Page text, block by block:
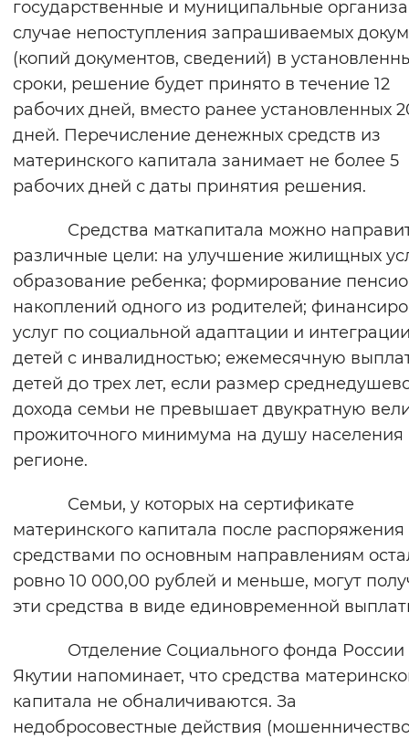
государственные и муниципальные
случае непоступления запрашиваемых
(копий документов, сведений) в
сроки, решение будет принято в течение 12
рабочих дней, вместо ранее установленных
дней. Перечисление денежных средств из
материнского капитала занимает не более 5
рабочих дней с даты принятия решения.
Средства маткапитала можно
различные цели: на улучшение жилищных
образование ребенка; формирование
накоплений одного из родителей;
услуг по социальной адаптации и
детей с инвалидностью; ежемесячную
детей до трех лет, если размер
дохода семьи не превышает двукратную
прожиточного минимума на душу населения
регионе.
Семьи, у которых на сертификате
материнского капитала после распоряжения
средствами по основным направлениям
ровно 10 000,00 рублей и меньше, могут
эти средства в виде единовременной
Отделение Социального фонда России
Якутии напоминает, что средства
капитала не обналичиваются. За
недобросовестные действия